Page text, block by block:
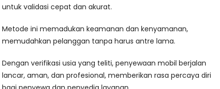
untuk validasi cepat dan akurat.
Metode ini memadukan keamanan dan kenyamanan,
memudahkan pelanggan tanpa harus antre lama.
Dengan verifikasi usia yang teliti, penyewaan mobil berjalan
lancar, aman, dan profesional, memberikan rasa percaya diri